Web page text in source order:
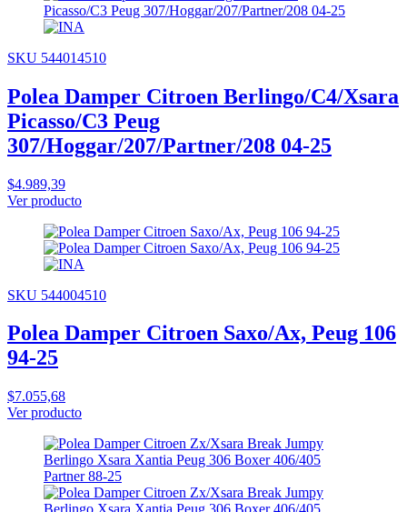
SKU 544014510
Polea Damper Citroen Berlingo/C4/Xsara
Picasso/C3 Peug
307/Hoggar/207/Partner/208 04-25
$4.989,39
Ver producto
SKU 544004510
Polea Damper Citroen Saxo/Ax, Peug 106
94-25
$7.055,68
Ver producto